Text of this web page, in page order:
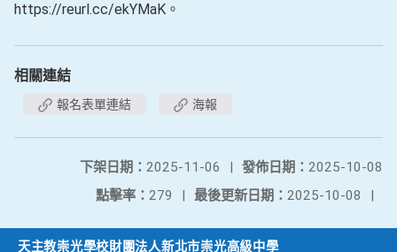
https://reurl.cc/ekYMaK。
相關連結
報名表單連結 海報
發佈日期： 2025-10-08
下架日期： 2025-11-06
|
最後更新日期： 2025-10-08 |
點擊率： 279 |
天主教崇光學校財團法人新北市崇光高級中學